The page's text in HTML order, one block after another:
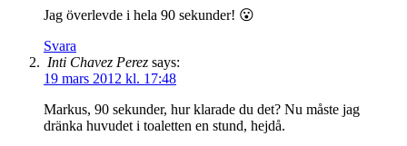
Jag överlevde i hela 90 sekunder! 😮
Svara
Inti Chavez Perez says:
19 mars 2012 kl. 17:48
Markus, 90 sekunder, hur klarade du det? Nu måste jag
dränka huvudet i toaletten en stund, hejdå.